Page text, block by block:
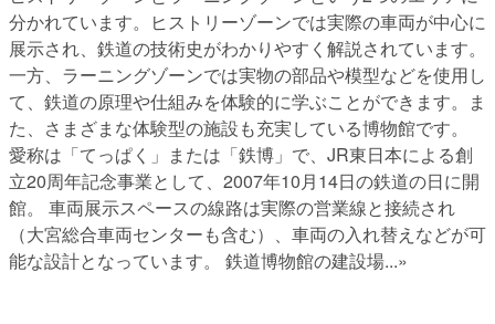
分かれています。ヒストリーゾーンでは実際の車両が中心に
展示され、鉄道の技術史がわかりやすく解説されています。
一方、ラーニングゾーンでは実物の部品や模型などを使用し
て、鉄道の原理や仕組みを体験的に学ぶことができます。ま
た、さまざまな体験型の施設も充実している博物館です。
愛称は「てっぱく」または「鉄博」で、JR東日本による創
立20周年記念事業として、2007年10月14日の鉄道の日に開
館。 車両展示スペースの線路は実際の営業線と接続され
（大宮総合車両センターも含む）、車両の入れ替えなどが可
能な設計となっています。 鉄道博物館の建設場...»